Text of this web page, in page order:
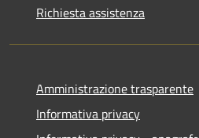
Richiesta assistenza
Amministrazione trasparente
Informativa privacy